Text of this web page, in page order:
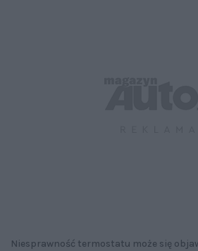
Niesprawność termostatu może się